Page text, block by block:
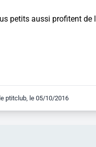
petits aussi profitent de
le ptitclub, le 05/10/2016